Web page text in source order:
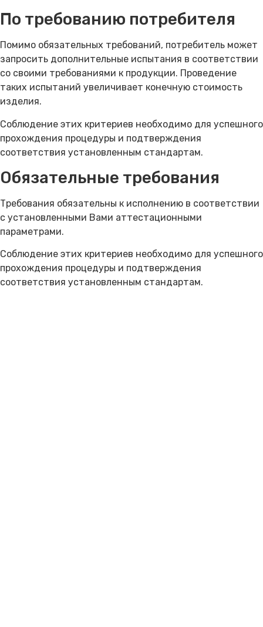
По требованию потребителя
Помимо обязательных требований, потребитель может
запросить дополнительные испытания в соответствии
со своими требованиями к продукции. Проведение
таких испытаний увеличивает конечную стоимость
изделия.
Соблюдение этих критериев необходимо для успешного
прохождения процедуры и подтверждения
соответствия установленным стандартам.
Обязательные требования
Требования обязательны к исполнению в соответствии
с установленными Вами аттестационными
параметрами.
Соблюдение этих критериев необходимо для успешного
прохождения процедуры и подтверждения
соответствия установленным стандартам.